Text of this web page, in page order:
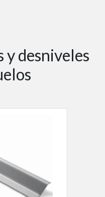
y desniveles